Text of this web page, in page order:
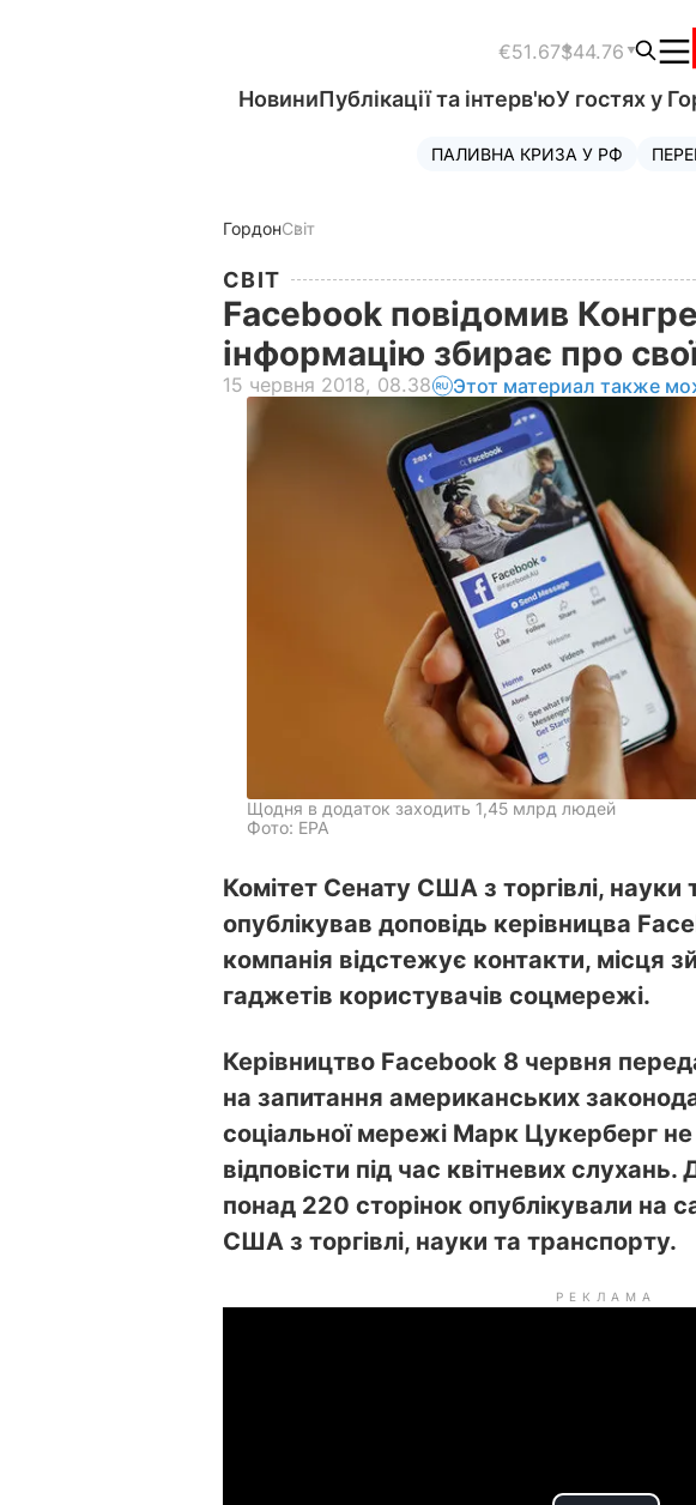
€51.67$44.76
НовиниПублікації та інтерв'юУ гостях у
ПАЛИВНА КРИЗА У РФ
ГордонСвіт
СВІТ
Facebook повідомив
інформацію збирає про
15 червня 2018, 08.38 Этот материал также
Щодня в додаток заходить 1,45 млрд людей
Фото: EPA
Комітет Сенату США з торгівлі, науки
опублікував доповідь керівницва
компанія відстежує контакти, місця
гаджетів користувачів соцмережі.
Керівництво Facebook 8 червня
на запитання американських
соціальної мережі Марк Цукерберг не
відповісти під час квітневих
понад 220 сторінок опублікували на
США з торгівлі, науки та транспорту.
РЕКЛАМА